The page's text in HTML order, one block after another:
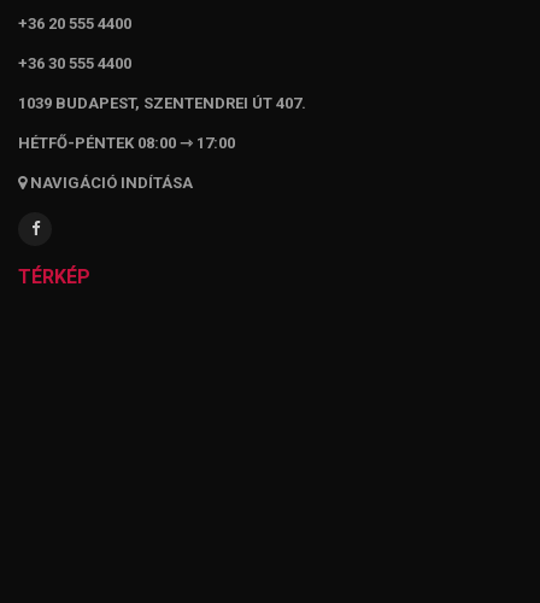
+36 20 555 4400
+36 30 555 4400
1039 BUDAPEST, SZENTENDREI ÚT 407.
HÉTFŐ-PÉNTEK 08:00 ⇾ 17:00
NAVIGÁCIÓ INDÍTÁSA
TÉRKÉP